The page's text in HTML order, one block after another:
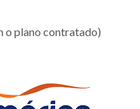
o plano contratado)